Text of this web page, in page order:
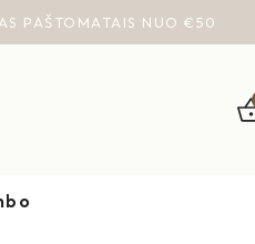
PAŠTOMATAIS NUO €50